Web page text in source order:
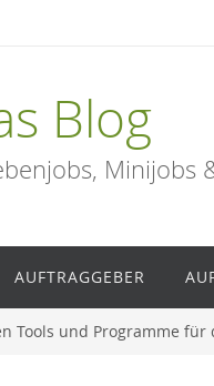
Blog
Minijobs
AUFTRAGGEBER
Tools und Programme